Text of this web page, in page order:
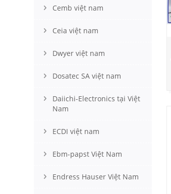
Cemb việt nam
Ceia việt nam
Dwyer việt nam
Dosatec SA việt nam
Daiichi-Electronics tại Việt
Nam
ECDI việt nam
Ebm-papst Việt Nam
Endress Hauser Việt Nam